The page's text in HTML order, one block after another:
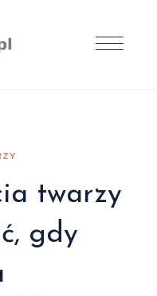
twarzy
gdy